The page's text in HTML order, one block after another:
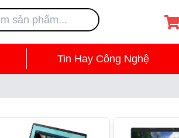
Tin Hay Công Nghệ